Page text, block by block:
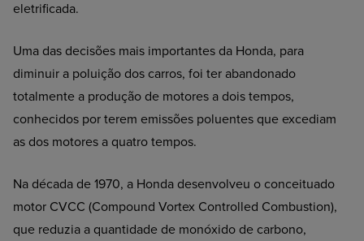
eletrificada.
Uma das decisões mais importantes da Honda, para
diminuir a poluição dos carros, foi ter abandonado
totalmente a produção de motores a dois tempos,
conhecidos por terem emissões poluentes que excediam
as dos motores a quatro tempos.
Na década de 1970, a Honda desenvolveu o conceituado
motor CVCC (Compound Vortex Controlled Combustion),
que reduzia a quantidade de monóxido de carbono,